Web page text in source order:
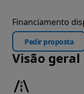
Financiamento
Pedir proposta
Visão geral